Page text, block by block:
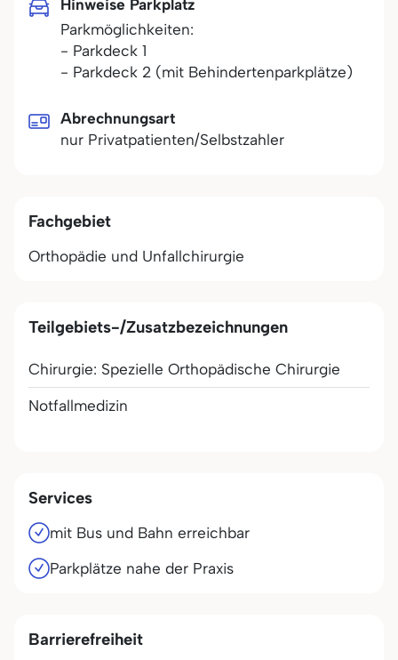
Hinweise Parkplatz
Parkmöglichkeiten:
- Parkdeck 1
- Parkdeck 2 (mit Behindertenparkplätze)
Abrechnungsart
nur Privatpatienten/Selbstzahler
Fachgebiet
Orthopädie und Unfallchirurgie
Teilgebiets-/Zusatzbezeichnungen
Chirurgie: Spezielle Orthopädische Chirurgie
Notfallmedizin
Services
mit Bus und Bahn erreichbar
Parkplätze nahe der Praxis
Barrierefreiheit